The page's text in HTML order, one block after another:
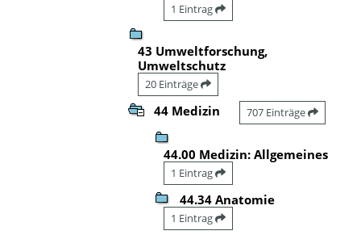
1 Eintrag
43 Umweltforschung,
Umweltschutz
20 Einträge
44 Medizin 707 Einträge
44.00 Medizin: Allgemeines
1 Eintrag
44.34 Anatomie
1 Eintrag